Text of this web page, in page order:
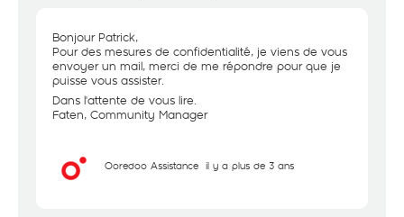
Bonjour Patrick,
Pour des mesures de confidentialité, je viens de vous
envoyer un mail, merci de me répondre pour que je
puisse vous assister.
Dans l'attente de vous lire.
Faten, Community Manager
Ooredoo Assistance il y a plus de 3 ans